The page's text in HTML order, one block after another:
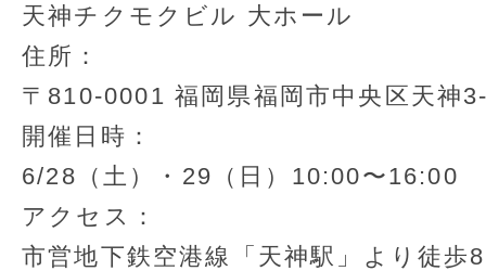
天神チクモクビル 大ホール
住所：
〒810-0001 福岡県福岡市中央区天神
開催日時：
6/28（土）・29（日）10:00〜16:00
アクセス：
市営地下鉄空港線「天神駅」より徒歩